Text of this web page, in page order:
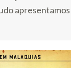
apresentamos